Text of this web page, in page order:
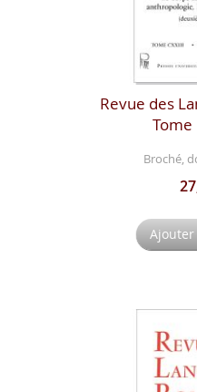
Revue des
Tome
Broché,